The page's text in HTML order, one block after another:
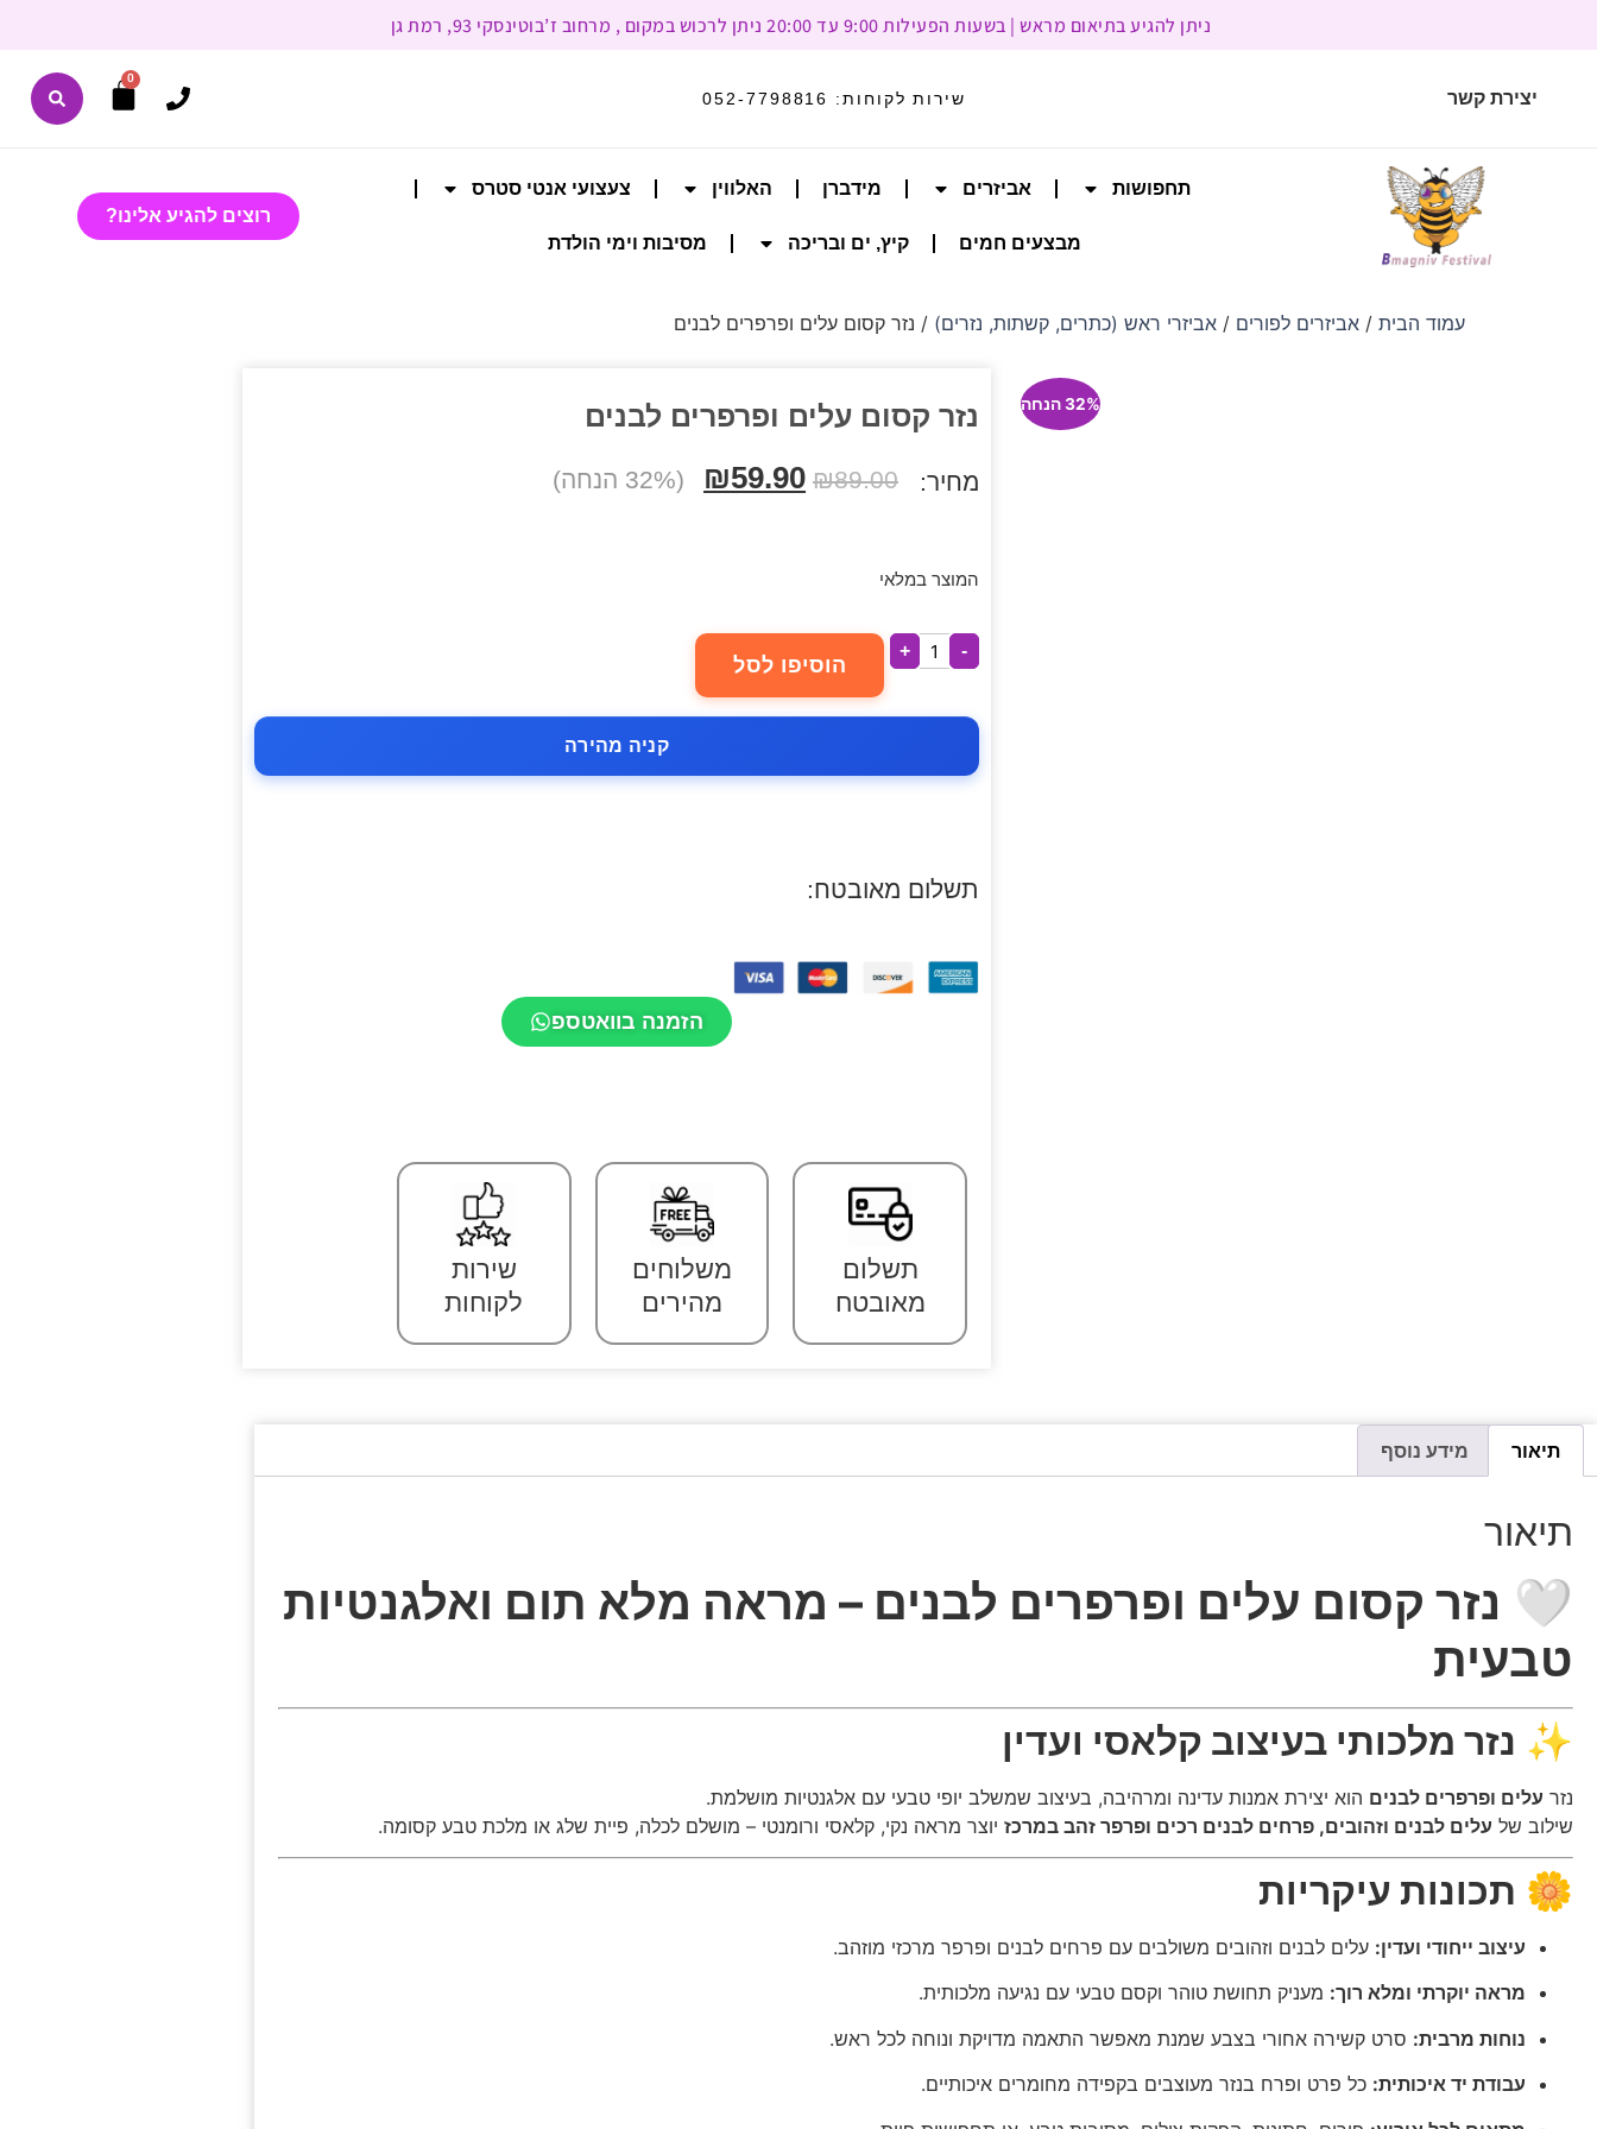
ניתן להגיע בתיאום מראש | בשעות הפעילות 9:00 עד 20:00 ניתן לרכוש במקום , מרחוב ז’בוטינסקי 93, רמת גן
יצירת קשר שירות לקוחות: 052-7798816
0
תחפושות אביזרים מידברן האלווין צעצועי אנטי סטרס
מבצעים חמים קיץ, ים ובריכה מסיבות וימי הולדת
רוצים להגיע אלינו?
עמוד הבית/ אביזרים לפורים / אביזרי ראש (כתרים, קשתות, נזרים) / נזר קסום עלים ופרפרים לבנים
32% הנחה נזר קסום עלים ופרפרים לבנים
מחיר: ₪89.00
₪59.90 (32% הנחה)
המוצר במלאי
-
+
הוסיפו לסל
קניה מהירה
תשלום מאובטח:
הזמנה בוואטספ
תשלום
מאובטח
משלוחים
מהירים
שירות
לקוחות
תיאור מידע נוסף
תיאור
🤍 נזר קסום עלים ופרפרים לבנים – מראה מלא תום ואלגנטיות
טבעית
✨ נזר מלכותי בעיצוב קלאסי ועדין
נזר עלים ופרפרים לבנים הוא יצירת אמנות עדינה ומרהיבה, בעיצוב שמשלב יופי טבעי עם אלגנטיות מושלמת.
שילוב של עלים לבנים וזהובים, פרחים לבנים רכים ופרפר זהב במרכז יוצר מראה נקי, קלאסי ורומנטי – מושלם לכלה, פיית שלג או מלכת טבע קסומה.
🌼 תכונות עיקריות
עיצוב ייחודי ועדין: עלים לבנים וזהובים משולבים עם פרחים לבנים ופרפר מרכזי מוזהב.
מראה יוקרתי ומלא רוך: מעניק תחושת טוהר וקסם טבעי עם נגיעה מלכותית.
נוחות מרבית: סרט קשירה אחורי בצבע שמנת מאפשר התאמה מדויקת ונוחה לכל ראש.
עבודת יד איכותית: כל פרט ופרח בנזר מעוצבים בקפידה מחומרים איכותיים.